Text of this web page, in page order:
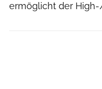
ermöglicht der